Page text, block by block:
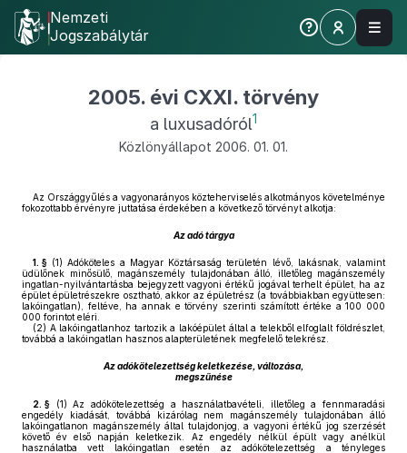
Nemzeti
Jogszabálytár
2005. évi CXXI. törvény
a luxusadóról1
Közlönyállapot 2006. 01. 01.
Az Országgyűlés a vagyonarányos közteherviselés alkotmányos követelménye
fokozottabb érvényre juttatása érdekében a következő törvényt alkotja:
Az adó tárgya
1. § (1) Adóköteles a Magyar Köztársaság területén lévő, lakásnak, valamint
üdülőnek minősülő, magánszemély tulajdonában álló, illetőleg magánszemély
ingatlan-nyilvántartásba bejegyzett vagyoni értékű jogával terhelt épület, ha az
épület épületrészekre osztható, akkor az épületrész (a továbbiakban együttesen:
lakóingatlan), feltéve, ha annak e törvény szerinti számított értéke a 100 000
000 forintot eléri.
(2) A lakóingatlanhoz tartozik a lakóépület által a telekből elfoglalt földrészlet,
továbbá a lakóingatlan hasznos alapterületének megfelelő telekrész.
Az adókötelezettség keletkezése, változása,
megszűnése
2. § (1) Az adókötelezettség a használatbavételi, illetőleg a fennmaradási
engedély kiadását, továbbá kizárólag nem magánszemély tulajdonában álló
lakóingatlanon magánszemély által tulajdonjog, a vagyoni értékű jog szerzését
követő év első napján keletkezik. Az engedély nélkül épült vagy anélkül
használatba vett lakóingatlan esetén az adókötelezettség a tényleges